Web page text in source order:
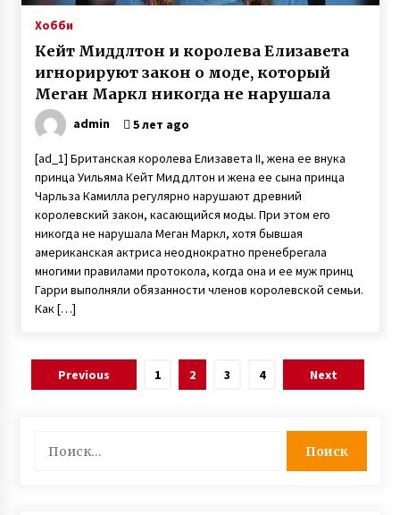
Хобби
Кейт Миддлтон и королева Елизавета
игнорируют закон о моде, который
Меган Маркл никогда не нарушала
admin 5 лет ago
[ad_1] Британская королева Елизавета II, жена ее внука
принца Уильяма Кейт Миддлтон и жена ее сына принца
Чарльза Камилла регулярно нарушают древний
королевский закон, касающийся моды. При этом его
никогда не нарушала Меган Маркл, хотя бывшая
американская актриса неоднократно пренебрегала
многими правилами протокола, когда она и ее муж принц
Гарри выполняли обязанности членов королевской семьи.
Как […]
Навигация
Previous 1 2 3 4 Next